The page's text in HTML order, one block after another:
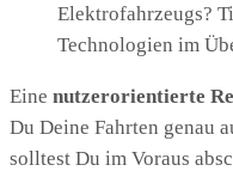
Elektrofahrzeugs?
Technologien im
Eine nutzerorientierte
Du Deine Fahrten genau
solltest Du im Voraus